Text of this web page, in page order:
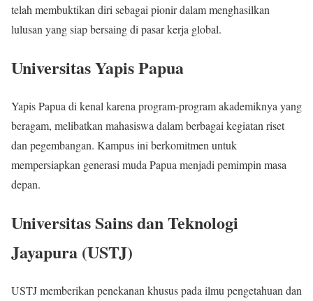
telah membuktikan diri sebagai pionir dalam menghasilkan
lulusan yang siap bersaing di pasar kerja global.
Universitas Yapis Papua
Yapis Papua di kenal karena program-program akademiknya yang
beragam, melibatkan mahasiswa dalam berbagai kegiatan riset
dan pegembangan. Kampus ini berkomitmen untuk
mempersiapkan generasi muda Papua menjadi pemimpin masa
depan.
Universitas Sains dan Teknologi
Jayapura (USTJ)
USTJ memberikan penekanan khusus pada ilmu pengetahuan dan